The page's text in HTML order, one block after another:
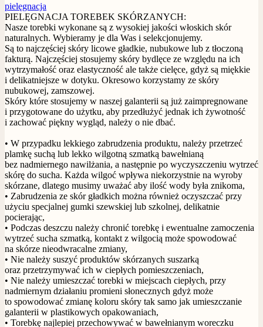
pielęgnacja
PIELĘGNACJA TOREBEK SKÓRZANYCH:
Nasze torebki wykonane są z wysokiej jakości włoskich skór
naturalnych. Wybieramy je dla Was i selekcjonujemy.
Są to najczęściej skóry licowe gładkie, nubukowe lub z tłoczoną
fakturą. Najczęściej stosujemy skóry bydlęce ze względu na ich
wytrzymałość oraz elastyczność ale także cielęce, gdyż są miękkie
i delikatniejsze w dotyku. Okresowo korzystamy ze skóry
nubukowej, zamszowej.
Skóry które stosujemy w naszej galanterii są już zaimpregnowane
i przygotowane do użytku, aby przedłużyć jednak ich żywotność
i zachować piękny wygląd, należy o nie dbać.
• W przypadku lekkiego zabrudzenia produktu, należy przetrzeć
plamkę suchą lub lekko wilgotną szmatką bawełnianą
bez nadmiernego nawilżania, a następnie po wyczyszczeniu wytrzeć
skórę do sucha. Każda wilgoć wpływa niekorzystnie na wyroby
skórzane, dlatego musimy uważać aby ilość wody była znikoma,
• Zabrudzenia ze skór gładkich można również oczyszczać przy
użyciu specjalnej gumki szewskiej lub szkolnej, delikatnie
pocierając,
• Podczas deszczu należy chronić torebkę i ewentualne zamoczenia
wytrzeć sucha szmatką, kontakt z wilgocią może spowodować
na skórze nieodwracalne zmiany,
• Nie należy suszyć produktów skórzanych suszarką
oraz przetrzymywać ich w ciepłych pomieszczeniach,
• Nie należy umieszczać torebki w miejscach ciepłych, przy
nadmiernym działaniu promieni słonecznych gdyż może
to spowodować zmianę koloru skóry tak samo jak umieszczanie
galanterii w plastikowych opakowaniach,
• Torebkę najlepiej przechowywać w bawełnianym woreczku